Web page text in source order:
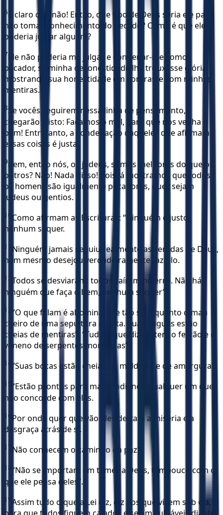
6
É claro que não! Então, que tipo de Deus seria ele para
não tomar conhecimento do pecado? Como é que ele
poderia julgar alguém?
7
Ele não poderia me julgar e condenar-me como
pecador, se minha desonestidade lhe trouxesse glória,
mostrando sua honestidade em contraste com minhas
mentiras.
8Se vocês seguirem nessa linha de pensamento,
chegarão a isto: Façamos o mal, para que nos venha o
bem! Entretanto, a condenação daqueles que afirmam
essas coisas é justa.
9
Bem, então nós, os judeus, somos melhores do que os
outros? Não! Nada disso! Pois já mostramos que todos
os homens são igualmente pecadores, quer sejam
judeus ou gentios.
10 Como afirmam as Escrituras: “Ninguém é justo,
nenhum sequer.
11
Ninguém jamais seguiu realmente as veredas de Deus,
nem mesmo desejou verdadeiramente fazê-lo.
12 Todos se desviaram; todos caíram no erro. Não há
ninguém que faça o bem, nenhum sequer”.
13 “O que falam é abominável e tão sujo quanto o mau
cheiro de uma sepultura aberta. Suas línguas estão
cheias de mentiras”. “Tudo o que dizem tem o ferrão e o
veneno de serpentes mortíferas”.
14 “Suas bocas estão cheias de maldição e de amargura”.
15 “Estão prontos para matar, odiando qualquer um que
não concorde com eles.
16 Por onde quer que vão eles deixam a miséria e a
desgraça atrás de si.
17 Não conhecem o caminho da paz”.
18 “Não se importam em temer a Deus, tampouco com o
que ele pensa deles”.
19 Assim tudo o que a Lei diz, diz aos que vivem sob ela,